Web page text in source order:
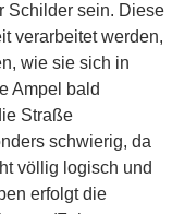
Schilder sein. Diese
verarbeitet werden,
wie sie sich in
Ampel bald
Straße
schwierig, da
völlig logisch und
erfolgt die